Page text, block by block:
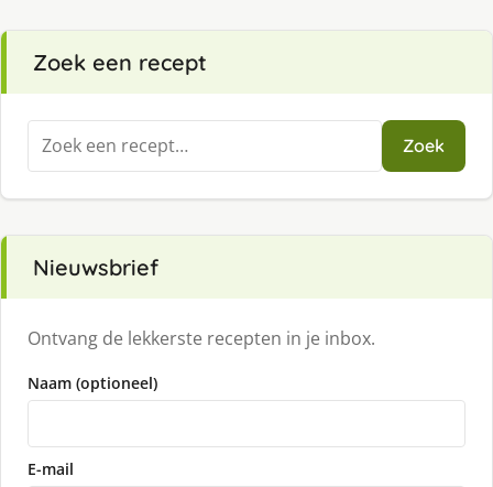
Zoek een recept
Zoeken
naar:
Zoek
Nieuwsbrief
Ontvang de lekkerste recepten in je inbox.
Naam (optioneel)
E-mail